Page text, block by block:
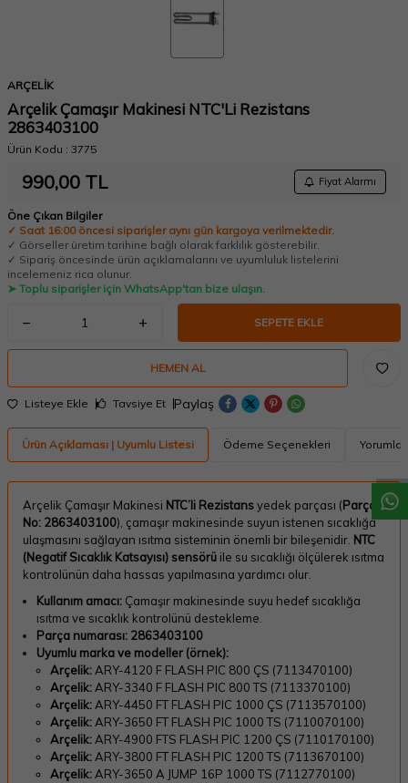
W
h
a
t
a
p
p
D
e
s
t
e
H
a
t
t
ARÇELİK
Arçelik Çamaşır Makinesi NTC'Li Rezistans
2863403100
Ürün Kodu : 3775
990,00 TL Fiyat Alarmı
Öne Çıkan Bilgiler
✓ Saat 16:00 öncesi siparişler aynı gün kargoya verilmektedir.
✓ Görseller üretim tarihine bağlı olarak farklılık gösterebilir.
✓ Sipariş öncesinde ürün açıklamalarını ve uyumluluk listelerini
incelemeniz rica olunur.
➤ Toplu siparişler için WhatsApp'tan bize ulaşın.
SEPETE EKLE
HEMEN AL
Listeye Ekle Tavsiye Et Paylaş
Ürün Açıklaması | Uyumlu Listesi Ödeme Seçenekleri Yorumlar
Arçelik Çamaşır Makinesi NTC’li Rezistansyedek parçası (Parça
No: 2863403100), çamaşır makinesinde suyun istenen sıcaklığa
ulaşmasını sağlayan ısıtma sisteminin önemli bir bileşenidir. NTC
(Negatif Sıcaklık Katsayısı) sensörü ile su sıcaklığı ölçülerek ısıtma
kontrolünün daha hassas yapılmasına yardımcı olur.
Kullanım amacı: Çamaşır makinesinde suyu hedef sıcaklığa
ısıtma ve sıcaklık kontrolünü destekleme.
Parça numarası: 2863403100
Uyumlu marka ve modeller (örnek):
Arçelik:ARY-4120 F FLASH PIC 800 ÇS (7113470100)
Arçelik:ARY-3340 F FLASH PIC 800 TS (7113370100)
Arçelik:ARY-4450 FT FLASH PIC 1000 ÇS (7113570100)
Arçelik:ARY-3650 FT FLASH PIC 1000 TS (7110070100)
Arçelik:ARY-4900 FTS FLASH PIC 1200 ÇS (7110170100)
Arçelik:ARY-3800 FT FLASH PIC 1200 TS (7113670100)
Arçelik:ARY-3650 A JUMP 16P 1000 TS (7112770100)